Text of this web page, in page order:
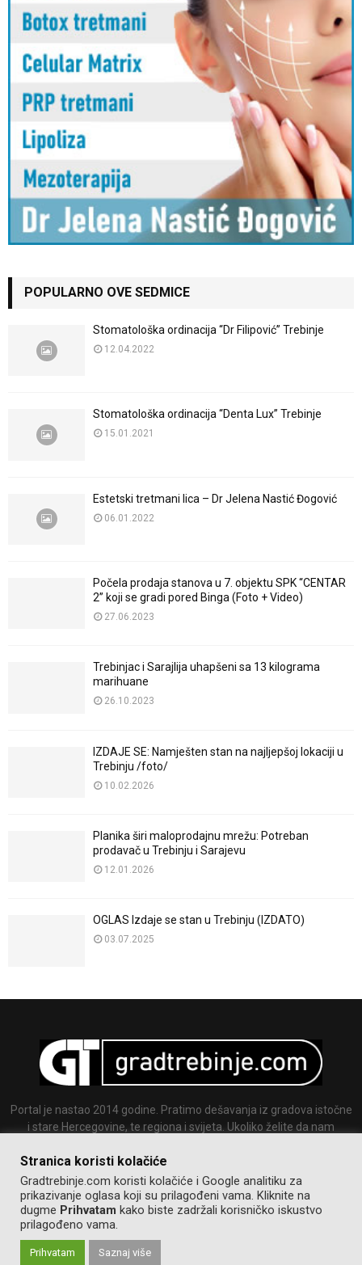
POPULARNO OVE SEDMICE
Stomatološka ordinacija “Dr Filipović” Trebinje
12.04.2022
Stomatološka ordinacija “Denta Lux” Trebinje
15.01.2021
Estetski tretmani lica – Dr Jelena Nastić Đogović
06.01.2022
Počela prodaja stanova u 7. objektu SPK “CENTAR
2” koji se gradi pored Binga (Foto + Video)
27.06.2023
Trebinjac i Sarajlija uhapšeni sa 13 kilograma
marihuane
26.10.2023
IZDAJE SE: Namješten stan na najljepšoj lokaciji u
Trebinju /foto/
10.02.2026
Planika širi maloprodajnu mrežu: Potreban
prodavač u Trebinju i Sarajevu
12.01.2026
OGLAS Izdaje se stan u Trebinju (IZDATO)
03.07.2025
Portal je nastao 2014 godine. Pratimo dešavanja iz gradova istočne
i stare Hercegovine, te regiona i svijeta. Ukoliko želite da nam
Stranica koristi kolačiće
Gradtrebinje.com koristi kolačiće i Google analitiku za
prikazivanje oglasa koji su prilagođeni vama. Kliknite na
dugme Prihvatam kako biste zadržali korisničko iskustvo
prilagođeno vama.
Prihvatam Saznaj više